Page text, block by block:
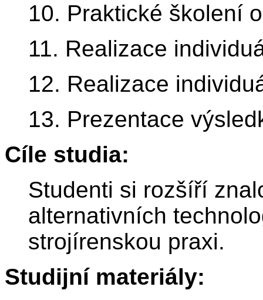
10. Praktické školení
11. Realizace
12. Realizace
13. Prezentace
Cíle studia:
Studenti si rozšíří
alternativních
strojírenskou praxi.
Studijní materiály: